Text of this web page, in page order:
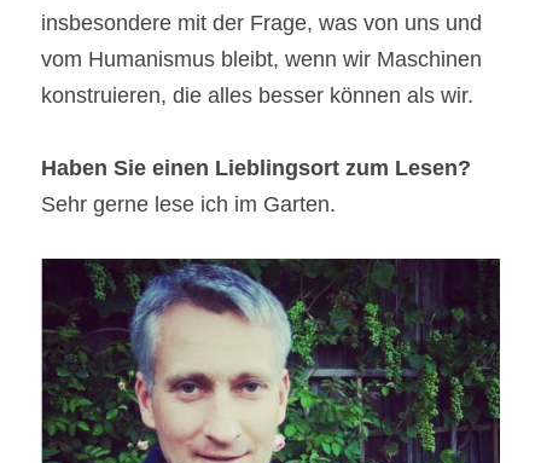
insbesondere mit der Frage, was von uns und
vom Humanismus bleibt, wenn wir Maschinen
konstruieren, die alles besser können als wir.
Haben Sie einen Lieblingsort zum Lesen?
Sehr gerne lese ich im Garten.